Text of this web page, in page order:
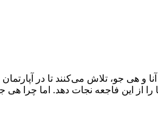
و هی جو، تلاش می‌کنند تا در
این فاجعه نجات دهد. اما چرا هی